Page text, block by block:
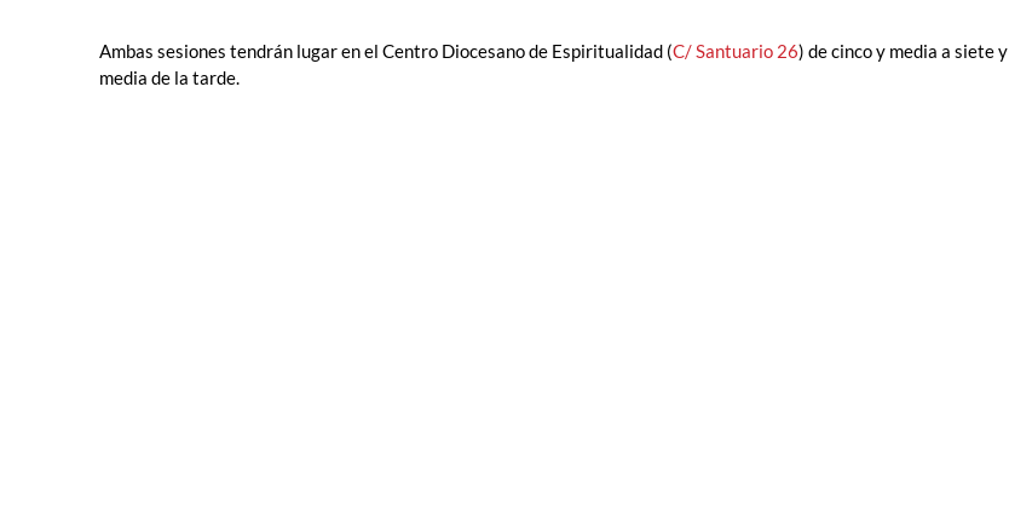
Ambas sesiones tendrán lugar en el Centro Diocesano de Espiritualidad (C/ Santuario 26) de cinco y media a siete y
media de la tarde.